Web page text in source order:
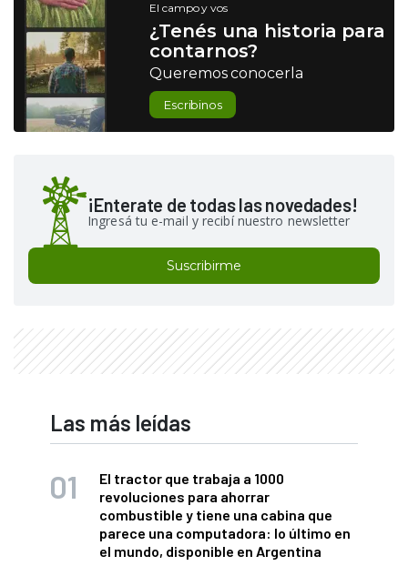
El campo y vos
¿Tenés una historia para
contarnos?
Queremos conocerla
Escribinos
¡Enterate de todas las novedades!
Ingresá tu e-mail y recibí nuestro newsletter
Suscribirme
Las más leídas
El tractor que trabaja a 1000
revoluciones para ahorrar
combustible y tiene una cabina que
parece una computadora: lo último en
el mundo, disponible en Argentina